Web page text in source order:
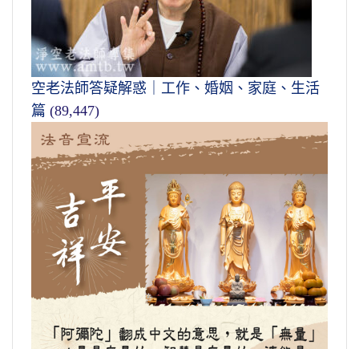
空老法師答疑解惑｜工作、婚姻、家庭、生活
篇 (89,447)